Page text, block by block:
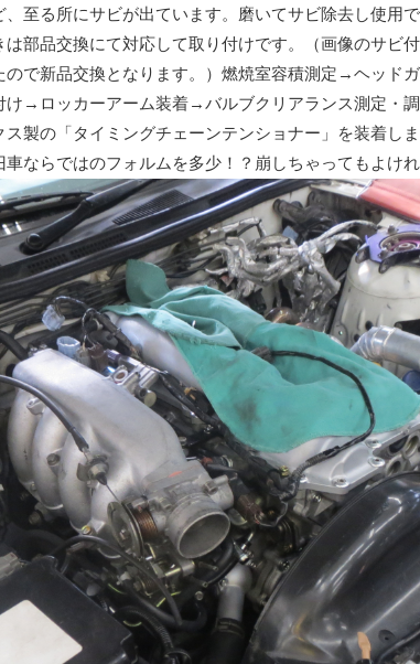
至る所にサビが出ています。磨いてサビ除去し使用
部品交換にて対応して取り付けです。（画像のサビ
ので新品交換となります。）燃焼室容積測定→ヘッド
→ロッカーアーム装着→バルブクリアランス測定・
製の「タイミングチェーンテンショナー」を装着し
ならではのフォルムを多少！？崩しちゃってもよけ